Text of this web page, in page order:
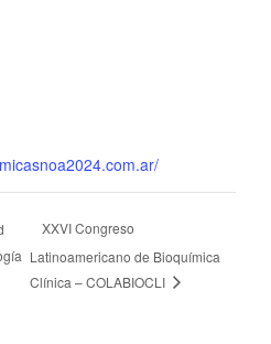
XXVI Congreso
Latinoamericano de Bioquímica
Clínica – COLABIOCLI